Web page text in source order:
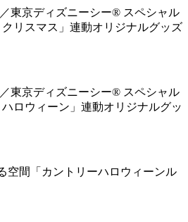
東京ディズニーシー® スペシャル
リスマス」連動オリジナルグッズ
東京ディズニーシー® スペシャル
ロウィーン」連動オリジナルグッ
空間「カントリーハロウィーンル